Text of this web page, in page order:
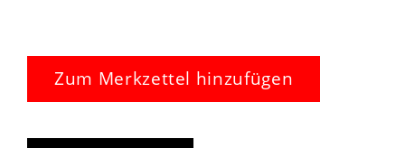
Zum Merkzettel hinzufügen